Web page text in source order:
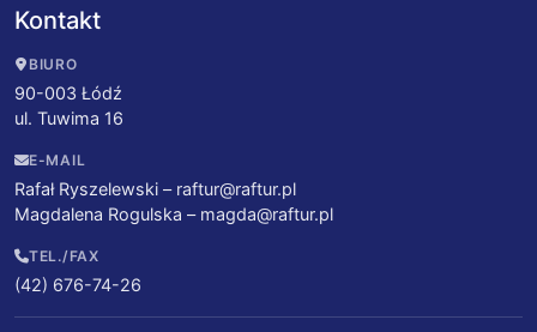
Kontakt
BIURO
90-003 Łódź
ul. Tuwima 16
E-MAIL
Rafał Ryszelewski – raftur@raftur.pl
Magdalena Rogulska – magda@raftur.pl
TEL./FAX
(42) 676-74-26